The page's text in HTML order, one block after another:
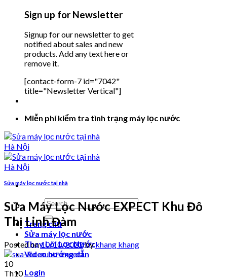
Sign up for Newsletter
Signup for our newsletter to get
notified about sales and new
products. Add any text here or
remove it.
[contact-form-7 id="7042"
title="Newsletter Vertical"]
Miễn phí kiểm tra tình trạng máy lọc nước
Search
for:
Trang chủ
Sửa máy lọc nước
Thay Lõi Lọc Nước
Video hướng dẫn
Login
Sửa máy lọc nước tại nhà
Sửa Máy Lọc Nước EXPECT Khu Đô
Thị Linh Đàm
Posted on10/10/2022bykhang khang
10
Th10